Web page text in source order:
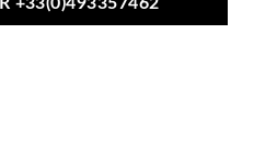
+33(0)493357462